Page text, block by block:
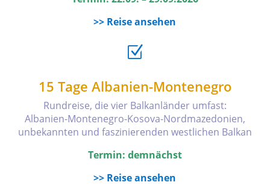
>> Reise ansehen
Z
15 Tage Albanien-Montenegro
Rundreise, die vier Balkanländer umfast:
Albanien-Montenegro-Kosova-Nordmazedonien,
unbekannten und faszinierenden westlichen Balkan
Termin: demnächst
>> Reise ansehen